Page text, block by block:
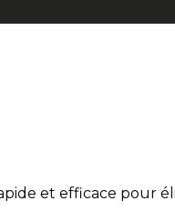
et efficace pour